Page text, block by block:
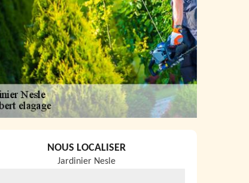
NOUS LOCALISER
Jardinier Nesle